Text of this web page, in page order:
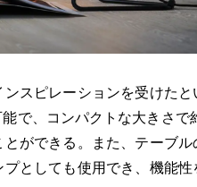
スピレーションを受けたと
で、コンパクトな大きさで
ができる。また、テーブル
としても使用でき、機能性